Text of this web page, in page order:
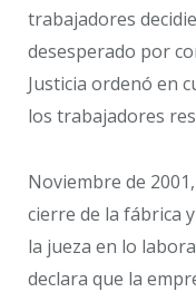
trabajadores
desesperado por
Justicia ordenó en
los trabajadores
Noviembre de
cierre de la fábrica
la jueza en lo
declara que la